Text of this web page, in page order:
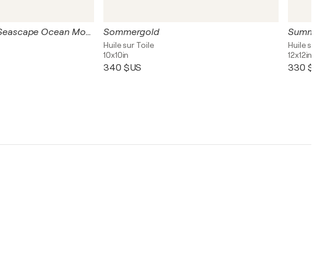
Cornwall Painting Seascape Ocean Modern Contemporary Painting Nature Artwork Sommergold
Huile sur Toile
10x10in
340 $US
Huile sur
12x12in
330